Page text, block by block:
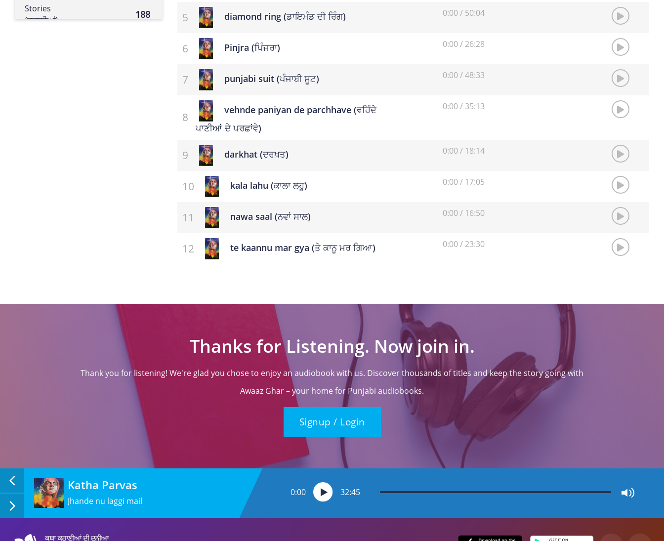
Stories
(ਕਹਾਣੀਆਂ)
188 diamond ring (ਡਾਇਮੰਡ ਦੀ ਰਿੰਗ) 0:00/ 50:04
Pinjra (ਪਿੰਜਰਾ) 0:00/ 26:28
punjabi suit (ਪੰਜਾਬੀ ਸੂਟ) 0:00/48:33
vehnde paniyan de parchhave (ਵਹਿੰਦੇ
ਪਾਣੀਆਂ ਦੇ ਪਰਛਾਂਵੇ)
0:00/ 35:13
darkhat (ਦਰਖ਼ਤ) 0:00/ 18:14
kala lahu (ਕਾਲਾ ਲਹੂ) 0:00/ 17:05
nawa saal (ਨਵਾਂ ਸਾਲ) 0:00/ 16:50
te kaannu mar gya (ਤੇ ਕਾਨੂ ਮਰ ਗਿਆ) 0:00/ 23:30
Thanks for Listening. Now join in.
Thank you for listening! We're glad you chose to enjoy an audiobook with us. Discover thousands of titles and keep the story going with
Awaaz Ghar – your home for Punjabi audiobooks.
Signup / Login
Katha Parvas
Jhande nu laggi mail
0:00 32:45